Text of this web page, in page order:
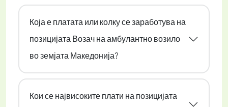
Која е платата или колку се заработува на
позицијата Возач на амбулантно возило
во земјата Македонија?
Кои се највисоките плати на позицијата